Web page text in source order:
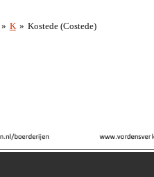
» K » Kostede (Costede)